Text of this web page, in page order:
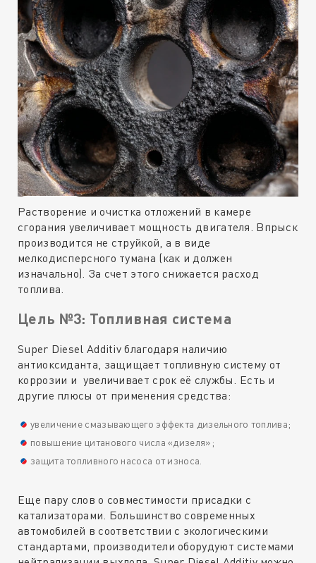
Растворение и очистка отложений в камере
сгорания увеличивает мощность двигателя. Впрыск
производится не струйкой, а в виде
мелкодисперсного тумана (как и должен
изначально). За счет этого снижается расход
топлива.
Цель №3: Топливная система
Super Diesel Additiv благодаря наличию
антиоксиданта, защищает топливную систему от
коррозии и увеличивает срок её службы. Есть и
другие плюсы от применения средства:
увеличение смазывающего эффекта дизельного топлива;
повышение цитанового числа «дизеля»;
защита топливного насоса от износа.
Еще пару слов о совместимости присадки с
катализаторами. Большинство современных
автомобилей в соответствии с экологическими
стандартами, производители оборудуют системами